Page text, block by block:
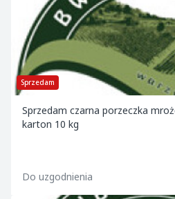
Sprzedam
Sprzedam czarna porzeczka
karton 10 kg
Do uzgodnienia